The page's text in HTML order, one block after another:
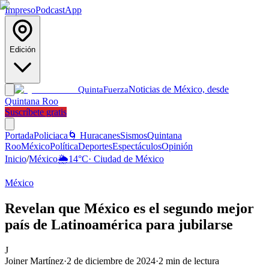
ImpresoPodcastApp
Edición
QuintaFuerzaNoticias de México, desde
Quintana Roo
Suscríbete gratis
PortadaPoliciaca 🌀 HuracanesSismosQuintana
RooMéxicoPolíticaDeportesEspectáculosOpinión
Inicio/México🌦️14°C· Ciudad de México
México
Revelan que México es el segundo mejor
país de Latinoamérica para jubilarse
J
Joiner Martínez·2 de diciembre de 2024·2 min de lectura